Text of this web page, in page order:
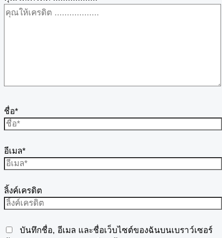
ชื่อ*
อีเมล*
ลิ้งค์เครดิต
บันทึกชื่อ, อีเมล และชื่อเว็บไซต์ของฉันบนเบราว์เซอร์